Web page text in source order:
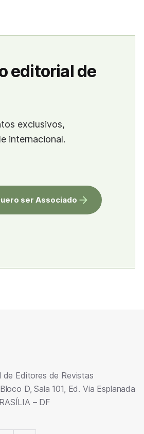
editorial de
exclusivos,
internacional.
ser Associado
de Editores de Revistas
D, Sala 101, Ed. Via Esplanada
– DF